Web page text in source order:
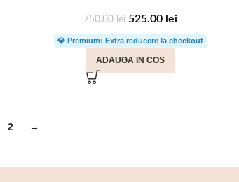
750.00lei 525.00 lei
💎 Premium: Extra reducere la checkout
ADAUGA IN COS
2 →